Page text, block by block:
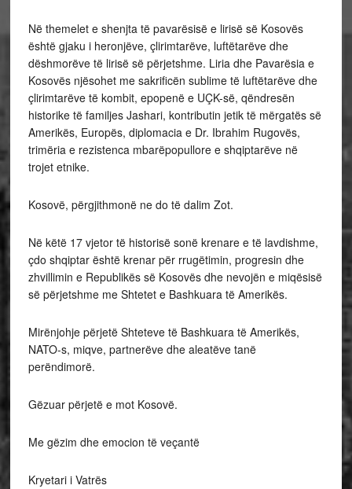
Në themelet e shenjta të pavarësisë e lirisë së Kosovës
është gjaku i heronjëve, çlirimtarëve, luftëtarëve dhe
dëshmorëve të lirisë së përjetshme. Liria dhe Pavarësia e
Kosovës njësohet me sakrificën sublime të luftëtarëve dhe
çlirimtarëve të kombit, epopenë e UÇK-së, qëndresën
historike të familjes Jashari, kontributin jetik të mërgatës së
Amerikës, Europës, diplomacia e Dr. Ibrahim Rugovës,
trimëria e rezistenca mbarëpopullore e shqiptarëve në
trojet etnike.
Kosovë, përgjithmonë ne do të dalim Zot.
Në këtë 17 vjetor të historisë sonë krenare e të lavdishme,
çdo shqiptar është krenar për rrugëtimin, progresin dhe
zhvillimin e Republikës së Kosovës dhe nevojën e miqësisë
së përjetshme me Shtetet e Bashkuara të Amerikës.
Mirënjohje përjetë Shteteve të Bashkuara të Amerikës,
NATO-s, miqve, partnerëve dhe aleatëve tanë
perëndimorë.
Gëzuar përjetë e mot Kosovë.
Me gëzim dhe emocion të veçantë
Kryetari i Vatrës